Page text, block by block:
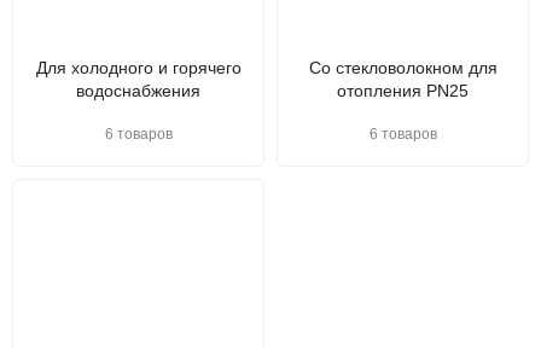
Для холодного и горячего
водоснабжения
6 товаров
Со стекловолокном для
отопления PN25
6 товаров